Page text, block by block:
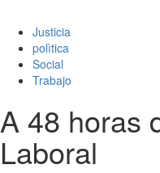
Justicia
polìtica
Social
Trabajo
A 48 horas
Laboral